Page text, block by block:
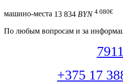
машино-места 13 834 BYN 4 080€
По любым вопросам и за
7911
+375 17